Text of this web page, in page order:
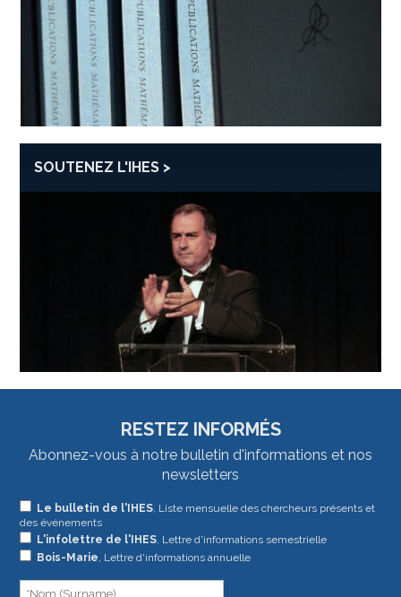
SOUTENEZ L'IHES
RESTEZ INFORMÉS
Abonnez-vous à notre bulletin d'informations et nos
newsletters
Le bulletin de l'IHES, Liste mensuelle des chercheurs présents et
des événements
L'infolettre de l'IHES, Lettre d'informations semestrielle
Bois-Marie , Lettre d'informations annuelle
Si
vous
êtes
humain,